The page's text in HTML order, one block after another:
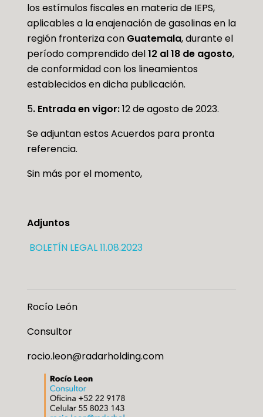
los estímulos fiscales en materia de IEPS,
aplicables a la enajenación de gasolinas en la
región fronteriza con Guatemala, durante el
período comprendido del12 al 18 de agosto,
de conformidad con los lineamientos
establecidos en dicha publicación.
5. Entrada en vigor:12 de agosto de 2023.
Se adjuntan estos Acuerdos para pronta
referencia.
Sin más por el momento,
Adjuntos
BOLETÍN LEGAL 11.08.2023
Rocío León
Consultor
rocio.leon@radarholding.com